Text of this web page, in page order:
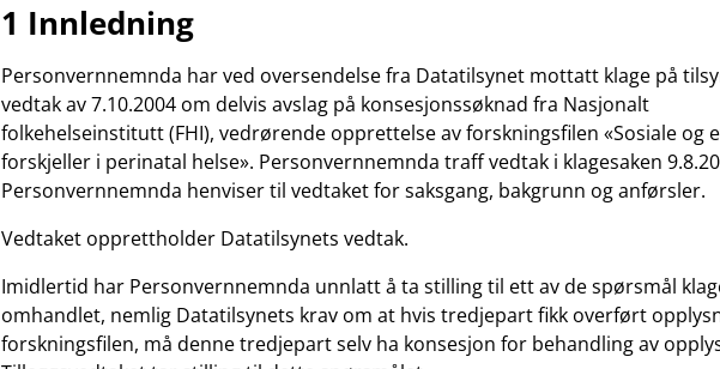
1 Innledning
Personvernnemnda har ved oversendelse fra Datatilsynet mottatt klage på
vedtak av 7.10.2004 om delvis avslag på konsesjonssøknad fra Nasjonalt
folkehelseinstitutt (FHI), vedrørende opprettelse av forskningsfilen «Sosiale og
forskjeller i perinatal helse». Personvernnemnda traff vedtak i klagesaken
Personvernnemnda henviser til vedtaket for saksgang, bakgrunn og anførsler.
Vedtaket opprettholder Datatilsynets vedtak.
Imidlertid har Personvernnemnda unnlatt å ta stilling til ett av de spørsmål
omhandlet, nemlig Datatilsynets krav om at hvis tredjepart fikk overført
forskningsfilen, må denne tredjepart selv ha konsesjon for behandling av